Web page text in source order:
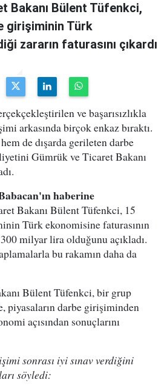
Bakanı Bülent Tüfenkci,
girişiminin Türk
zararın faturasını çıkardı
ve başarısızlıkla
arkasında birçok enkaz bıraktı.
de dışarda gerileten darbe
Gümrük ve Ticaret Bakanı
haberine
Bakanı Bülent Tüfenkci, 15
Türk ekonomisine faturasının
milyar lira olduğunu açıkladı.
bu rakamın daha da
Bülent Tüfenkci, bir grup
piyasaların darbe girişiminden
açısından sonuçlarını
sonrası iyi sınav verdiğini
söyledi: